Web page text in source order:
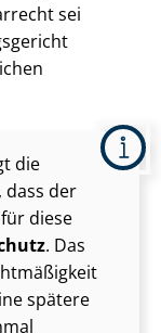
sei
die
dass der
diese
. Das
spätere